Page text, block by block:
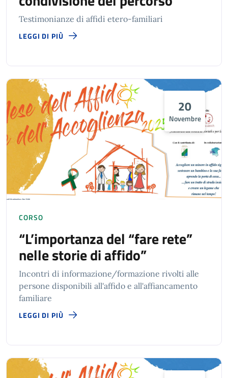
Testimonianze di affidi etero-familiari
LEGGI DI PIÙ
20
Novembre
CORSO
“L’importanza del “fare rete”
nelle storie di affido”
Incontri di informazione/formazione rivolti alle
persone disponibili all'affido e all'affiancamento
familiare
LEGGI DI PIÙ